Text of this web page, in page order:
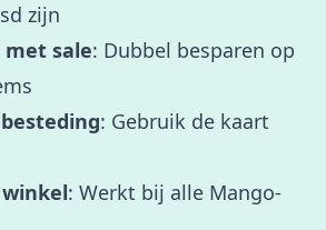
zijn
met sale: Dubbel besparen op
: Gebruik de kaart
: Werkt bij alle Mango-